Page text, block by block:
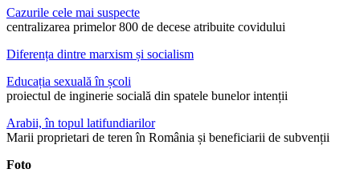
Cazurile cele mai suspecte
centralizarea primelor 800 de decese atribuite covidului
Diferența dintre marxism și socialism
Educația sexuală în școli
proiectul de inginerie socială din spatele bunelor intenții
Arabii, în topul latifundiarilor
Marii proprietari de teren în România și beneficiarii de subvenții
Foto